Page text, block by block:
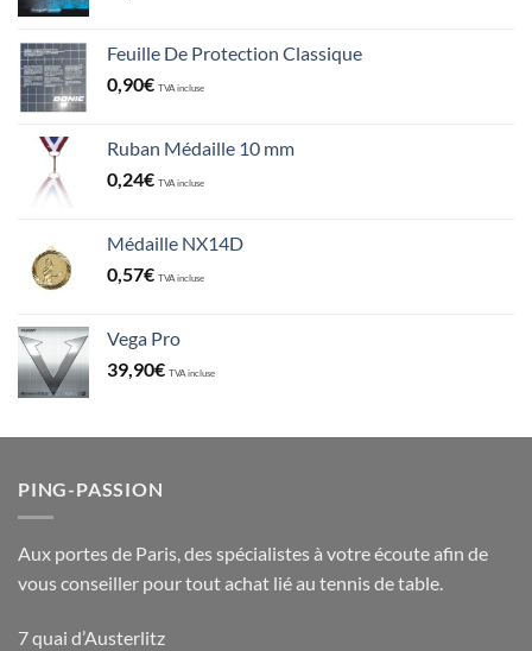
Feuille De Protection Classique
0,90€ TVA incluse
Ruban Médaille 10 mm
0,24€ TVA incluse
Médaille NX14D
0,57€ TVA incluse
Vega Pro
39,90€ TVA incluse
PING-PASSION
Aux portes de Paris, des spécialistes à votre écoute afin de
vous conseiller pour tout achat lié au tennis de table.
7 quai d’Austerlitz